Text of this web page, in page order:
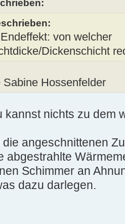
von welcher
Dickenschicht
Sabine Hossenfelder
kannst nichts zu dem
angeschnittenen
abgestrahlte
Schimmer an
dazu darlegen.